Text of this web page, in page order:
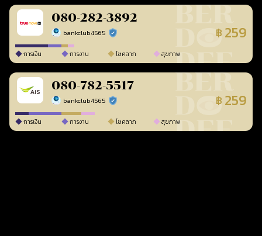
080-282-3892
bankclub4565 ร้านยืนยันแล้ว ฿ 259
การเงิน การงาน โชคลาภ สุขภาพ
080-782-5517
bankclub4565 ร้านยืนยันแล้ว ฿ 259
การเงิน การงาน โชคลาภ สุขภาพ